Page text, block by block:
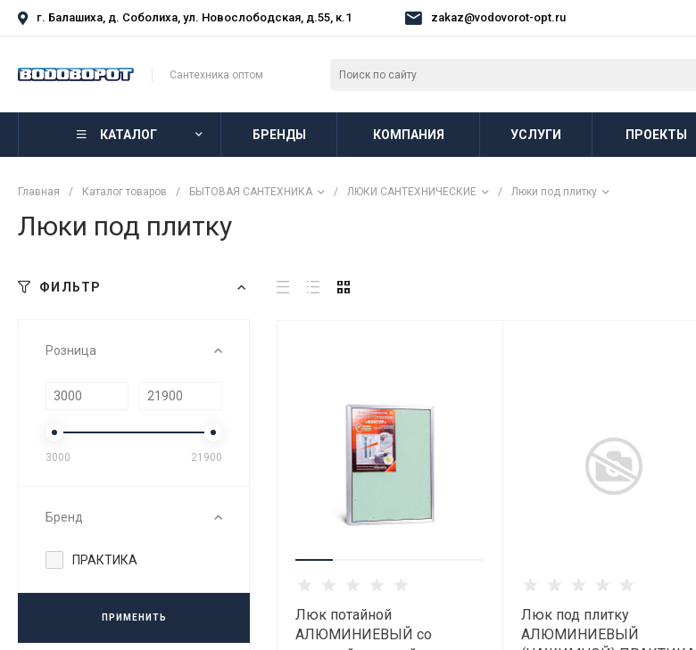
г. Балашиха, д. Соболиха, ул. Новослободская, д.55, к.1 zakaz@vodovorot-opt.ru
Сантехника оптом
КАТАЛОГ БРЕНДЫ КОМПАНИЯ УСЛУГИ ПРОЕКТЫ
Главная / Каталог товаров / БЫТОВАЯ САНТЕХНИКА / ЛЮКИ САНТЕХНИЧЕСКИЕ / Люки под плитку
Люки под плитку
ФИЛЬТР
Розница
3000 21900
Бренд
ПРАКТИКА
ПРИМЕНИТЬ
Люк потайной
АЛЮМИНИЕВЫЙ со
Люк под плитку
АЛЮМИНИЕВЫЙ